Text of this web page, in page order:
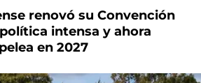
renovó su Convención
intensa y ahora
en 2027